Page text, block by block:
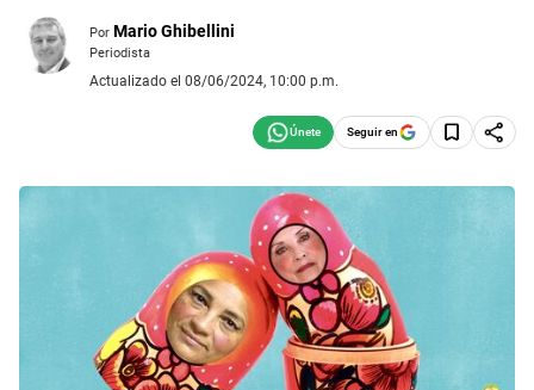
Por Mario Ghibellini
Periodista
Actualizado el 08/06/2024, 10:00 p.m.
Seguir en